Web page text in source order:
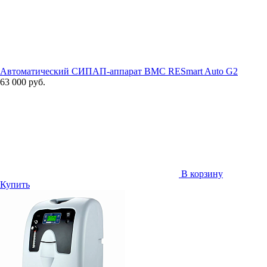
Автоматический СИПАП-аппарат BMC RESmart Auto G2
63 000 руб.
В корзину
Купить